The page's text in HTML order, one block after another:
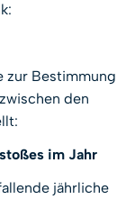
zur Bestimmung
den
im Jahr
jährliche